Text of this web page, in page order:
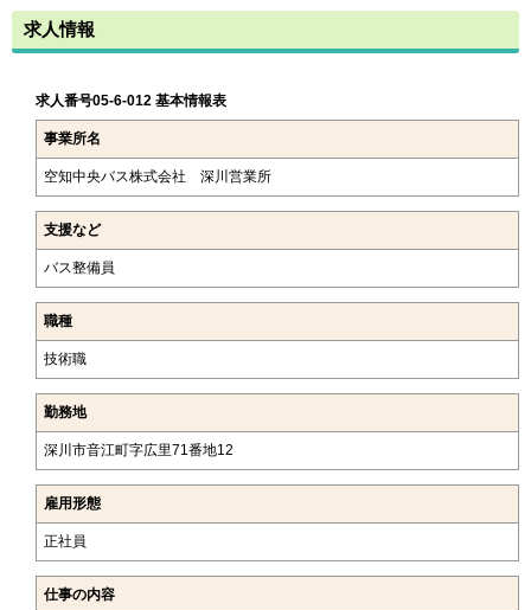
求人情報
求人番号05-6-012 基本情報表
事業所名
空知中央バス株式会社 深川営業所
支援など
バス整備員
職種
技術職
勤務地
深川市音江町字広里71番地12
雇用形態
正社員
仕事の内容